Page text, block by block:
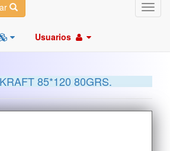
Usuarios
85*120 80GRS.